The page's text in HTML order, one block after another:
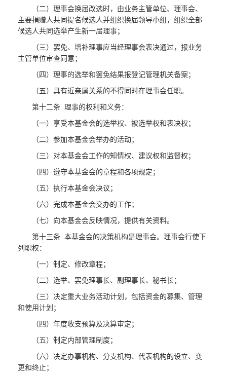
（二）理事会换届改选时，由业务主管单位、理事会、
主要捐赠人共同提名候选人并组织换届领导小组，组织全部
候选人共同选举产生新一届理事；
（三）罢免、增补理事应当经理事会表决通过，报业务
主管单位审查同意；
（四）理事的选举和罢免结果报登记管理机关备案；
（五）具有近亲属关系的不得同时在理事会任职。
第十二条 理事的权利和义务：
（一）享受本基金会的选举权、被选举权和表决权；
（二）参加本基金会举办的活动；
（三）对本基金会工作的知情权、建议权和监督权；
（四）遵守本基金会的章程和各项规定；
（五）执行本基金会决议；
（六）完成本基金会交办的工作；
（七）向本基金会反映情况，提供有关资料。
第十三条 本基金会的决策机构是理事会。理事会行使下
列职权：
（一）制定、修改章程；
（二）选举、罢免理事长、副理事长、秘书长；
（三）决定重大业务活动计划，包括资金的募集、管理
和使用计划；
（四）年度收支预算及决算审定；
（五）制定内部管理制度；
（六）决定办事机构、分支机构、代表机构的设立、变
更和终止；